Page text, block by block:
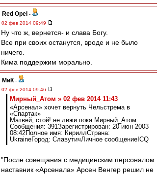
Red Opel -
02 фев 2014 09:49
Ну что ж, вернется- и слава Богу.
Все при своих останутся, вроде и не было
ничего.
Кима поддержим морально.
МиК -
02 фев 2014 09:46
Мирный_Атом » 02 фев 2014 11:43
«Арсенал» хочет вернуть Чельстрема в
«Спартак»
Матвей, стой! не лижи пока.Мирный_Атом
Сообщения: 391Зарегистрирован: 20 июн 2003
08:42Полное имя: КириллСтрана:
UkraineГород: СлавутичЛичное сообщениеICQ
"После совещания с медицинским персоналом
наставник «Арсенала» Арсен Венгер решил не